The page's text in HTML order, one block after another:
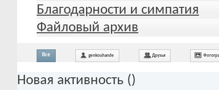
Благодарности и симпатия
Файловый архив
Все genkouhande Друзья
Новая активность ()